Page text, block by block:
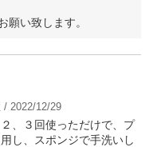
願い致します。
/ 2022/12/29
、３回使っただけで、プ
し、スポンジで手洗いし